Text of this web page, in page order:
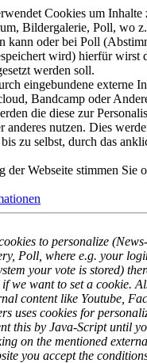
Cookies um Inhalte
Bildergalerie, Poll, wo
kann oder bei Poll
wird) hierfür wirst
werden soll.
eingebundene externe
Bandcamp oder
die diese zur
anderes nutzen. Dies
zu selbst, durch das
der Webseite stimmen Sie
to personalize
Poll, where e.g. your
your vote is stored)
we want to set a cookie.
content like Youtube,
uses cookies for
this by Java-Script until
on the mentioned
you accept the